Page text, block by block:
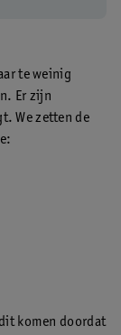
te weinig
Er zijn
We zetten de
komen doordat